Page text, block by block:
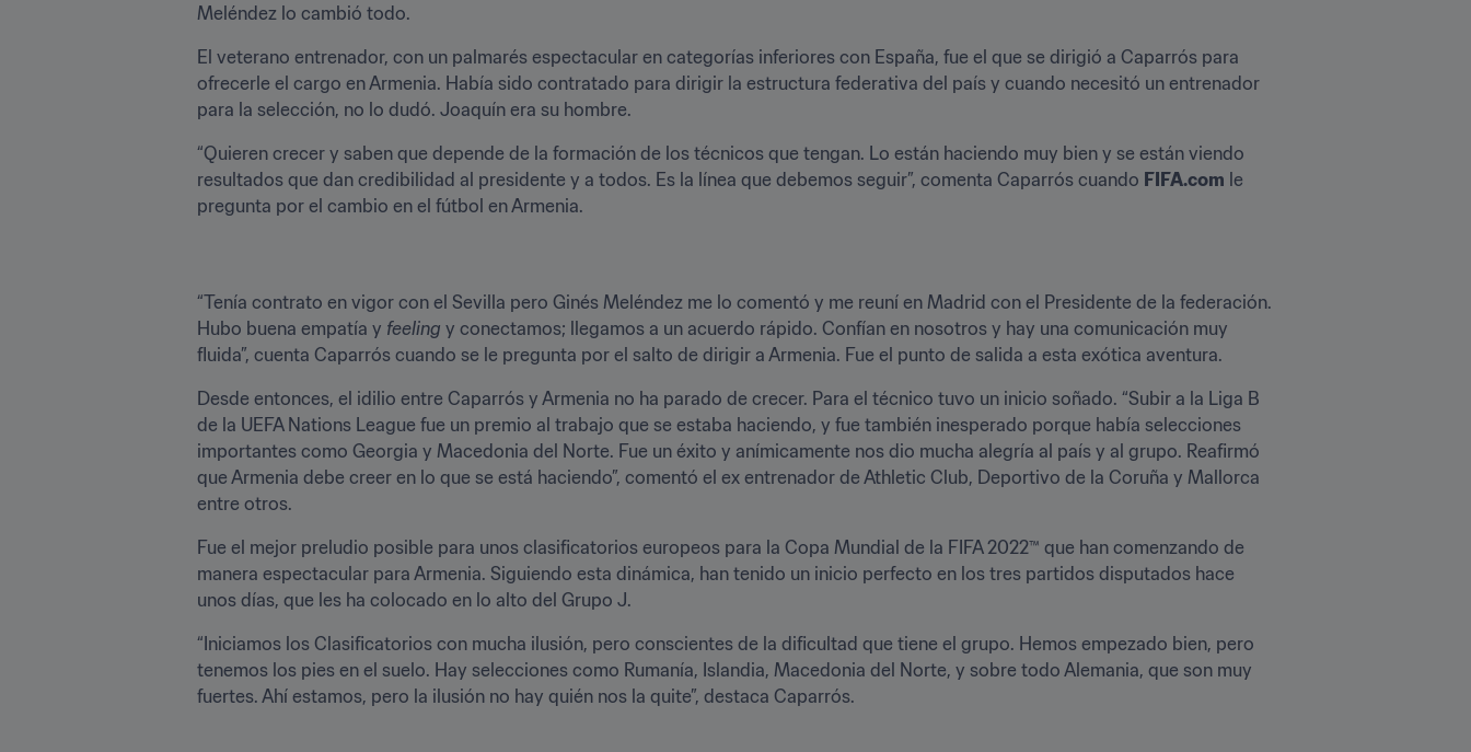
Meléndez lo cambió todo.
El veterano entrenador, con un palmarés espectacular en categorías inferiores con España, fue el que se dirigió a Caparrós para
ofrecerle el cargo en Armenia. Había sido contratado para dirigir la estructura federativa del país y cuando necesitó un entrenador
para la selección, no lo dudó. Joaquín era su hombre.
“Quieren crecer y saben que depende de la formación de los técnicos que tengan. Lo están haciendo muy bien y se están viendo
resultados que dan credibilidad al presidente y a todos. Es la línea que debemos seguir”, comenta Caparrós cuando FIFA.com le
pregunta por el cambio en el fútbol en Armenia.
“Tenía contrato en vigor con el Sevilla pero Ginés Meléndez me lo comentó y me reuní en Madrid con el Presidente de la federación.
Hubo buena empatía y feeling y conectamos; llegamos a un acuerdo rápido. Confían en nosotros y hay una comunicación muy
fluida”, cuenta Caparrós cuando se le pregunta por el salto de dirigir a Armenia. Fue el punto de salida a esta exótica aventura.
Desde entonces, el idilio entre Caparrós y Armenia no ha parado de crecer. Para el técnico tuvo un inicio soñado. “Subir a la Liga B
de la UEFA Nations League fue un premio al trabajo que se estaba haciendo, y fue también inesperado porque había selecciones
importantes como Georgia y Macedonia del Norte. Fue un éxito y anímicamente nos dio mucha alegría al país y al grupo. Reafirmó
que Armenia debe creer en lo que se está haciendo”, comentó el ex entrenador de Athletic Club, Deportivo de la Coruña y Mallorca
entre otros.
Fue el mejor preludio posible para unos clasificatorios europeos para la Copa Mundial de la FIFA 2022™ que han comenzando de
manera espectacular para Armenia. Siguiendo esta dinámica, han tenido un inicio perfecto en los tres partidos disputados hace
unos días, que les ha colocado en lo alto del Grupo J.
“Iniciamos los Clasificatorios con mucha ilusión, pero conscientes de la dificultad que tiene el grupo. Hemos empezado bien, pero
tenemos los pies en el suelo. Hay selecciones como Rumanía, Islandia, Macedonia del Norte, y sobre todo Alemania, que son muy
fuertes. Ahí estamos, pero la ilusión no hay quién nos la quite”, destaca Caparrós.